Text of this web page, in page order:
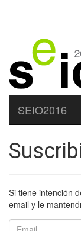
SEIO2016
Si tiene intención
email y le
Email